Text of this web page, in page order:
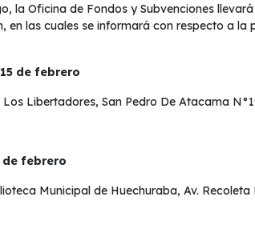
la Oficina de Fondos y Subvenciones
en las cuales se informará con respecto a la
de febrero
Libertadores, San Pedro De Atacama
de febrero
Municipal de Huechuraba, Av. Recoleta